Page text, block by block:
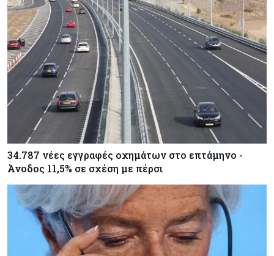
34.787 νέες εγγραφές οχημάτων στο επτάμηνο -
Άνοδος 11,5% σε σχέση με πέρσι